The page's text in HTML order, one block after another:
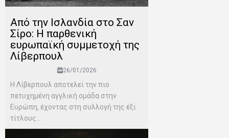
Από την Ισλανδία στο Σαν
Σίρο: Η παρθενική
ευρωπαϊκή συμμετοχή της
Λίβερπουλ
26/01/2026
Η Λίβερπουλ αποτελεί την πιο
πετυχημένη αγγλική ομάδα στην
Ευρώπη, έχοντας στη συλλογή της έξι
τίτλους...